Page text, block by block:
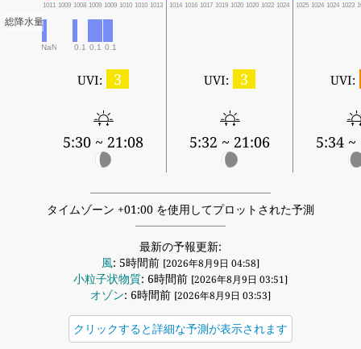
1011 1009 1008 1009 1009 1010 1010 1013 1014 1016 1017 1019 1020 1020 1022 1024 1025 1024 1024 1023
総降水量
NaN 0.1 0.1 0.1
UVI: 3
5:30 ~ 21:08
UVI: 3
5:32 ~ 21:06
UVI:
5:34 ~
タイムゾーン +01:00 を使用してプロットされた予測
最新の予報更新:
風: 5時間前 [2026年8月9日 04:58]
小粒子状物質: 6時間前 [2026年8月9日 03:51]
オゾン: 6時間前 [2026年8月9日 03:53]
クリックすると詳細な予測が表示されます